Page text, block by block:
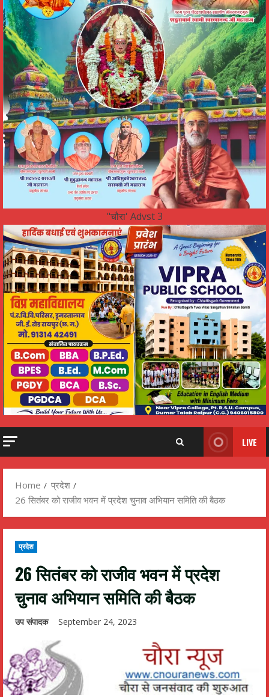
"चौरा' Advst 3
LIVE
Home
प्रदेश
26 सितंबर को राजीव भवन में प्रदेश चुनाव अभियान समिति की बैठक
प्रदेश
26 सितंबर को राजीव भवन में प्रदेश
चुनाव अभियान समिति की बैठक
उप संपादक September 24, 2023